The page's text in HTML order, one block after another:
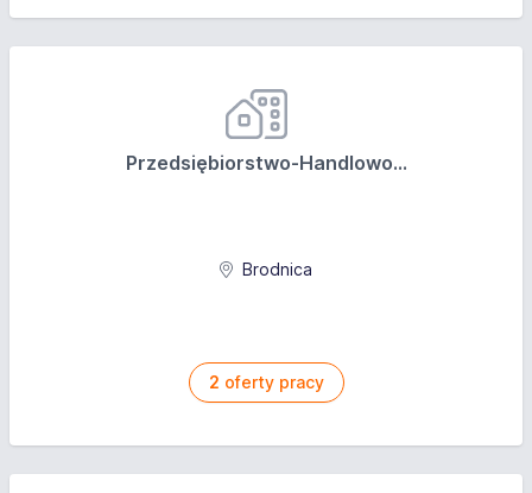
Przedsiębiorstwo-Handlowo...
Brodnica
2 oferty pracy